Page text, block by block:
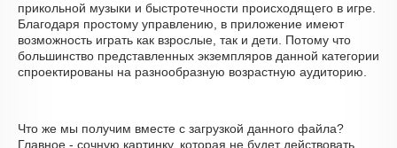
прикольной музыки и быстротечности происходящего в игре.
Благодаря простому управлению, в приложение имеют
возможность играть как взрослые, так и дети. Потому что
большинство представленных экземпляров данной категории
спроектированы на разнообразную возрастную аудиторию.
Что же мы получим вместе с загрузкой данного файла?
Главное - сочную картинку, которая не будет действовать